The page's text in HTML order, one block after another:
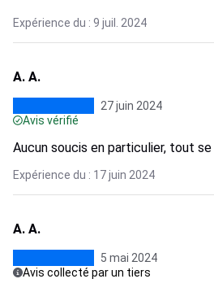
Expérience du : 9 juil. 2024
A. A.
27 juin 2024
Avis vérifié
Aucun soucis en particulier, tout
Expérience du : 17 juin 2024
A. A.
5 mai 2024
Avis collecté par un tiers